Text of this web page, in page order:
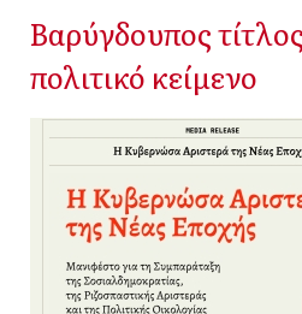
Βαρύγδουπος
πολιτικό κείμενο